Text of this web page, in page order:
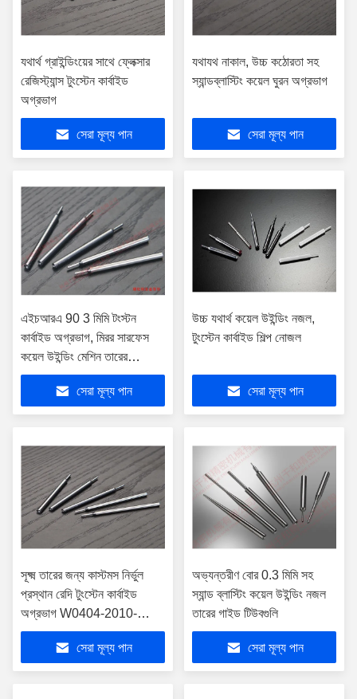
যথার্থ গ্রাইন্ডিংয়ের সাথে ফ্লেক্সার
রেজিস্ট্যান্স টুংস্টেন কার্বাইড
অগ্রভাগ
সেরা মূল্য পান
যথাযথ নাকাল, উচ্চ কঠোরতা সহ
স্যান্ডব্লাস্টিং কয়েল ঘুরন অগ্রভাগ
সেরা মূল্য পান
এইচআরএ 90 3 মিমি টংস্টন
কার্বাইড অগ্রভাগ, মিরর সারফেস
কয়েল উইন্ডিং মেশিন তারের
অগ্রভাগ
সেরা মূল্য পান
উচ্চ যথার্থ কয়েল উইন্ডিং নজল,
টুংস্টেন কার্বাইড শিল্প নোজল
সেরা মূল্য পান
সূক্ষ্ম তারের জন্য কাস্টমস নির্ভুল
প্রস্থান রেদি টুংস্টেন কার্বাইড
অগ্রভাগ W0404-2010-
3510
সেরা মূল্য পান
অভ্যন্তরীণ বোর 0.3 মিমি সহ
স্যান্ড ব্লাস্টিং কয়েল উইন্ডিং নজল
তারের গাইড টিউবগুলি
সেরা মূল্য পান